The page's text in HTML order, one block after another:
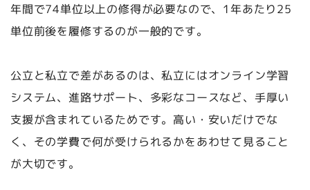
年間で74単位以上の修得が必要なので、1年あたり25
単位前後を履修するのが一般的です。
公立と私立で差があるのは、私立にはオンライン学習
システム、進路サポート、多彩なコースなど、手厚い
支援が含まれているためです。高い・安いだけでな
く、その学費で何が受けられるかをあわせて見ること
が大切です。